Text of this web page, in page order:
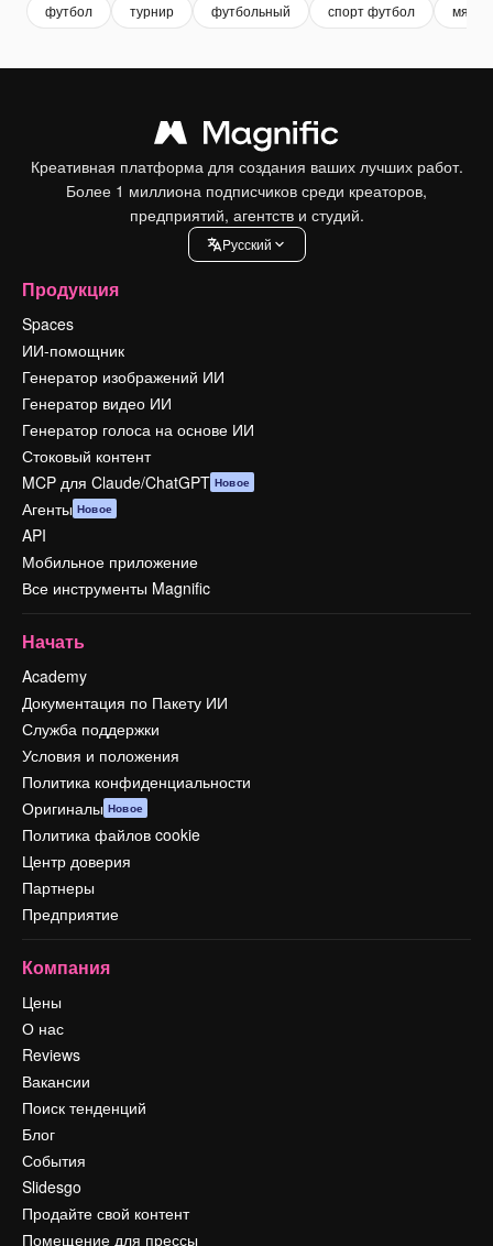
футбол турнир футбольный спорт футбол мяч
Креативная платформа для создания ваших лучших работ.
Более 1 миллиона подписчиков среди креаторов,
предприятий, агентств и студий.
Pусский
Продукция
Spaces
ИИ-помощник
Генератор изображений ИИ
Генератор видео ИИ
Генератор голоса на основе ИИ
Стоковый контент
MCP для Claude/ChatGPT Новое
Агенты Новое
API
Мобильное приложение
Все инструменты Magnific
Начать
Academy
Документация по Пакету ИИ
Служба поддержки
Условия и положения
Политика конфиденциальности
Оригиналы Новое
Политика файлов cookie
Центр доверия
Партнеры
Предприятие
Компания
Цены
О нас
Reviews
Вакансии
Поиск тенденций
Блог
События
Slidesgo
Продайте свой контент
Помещение для прессы